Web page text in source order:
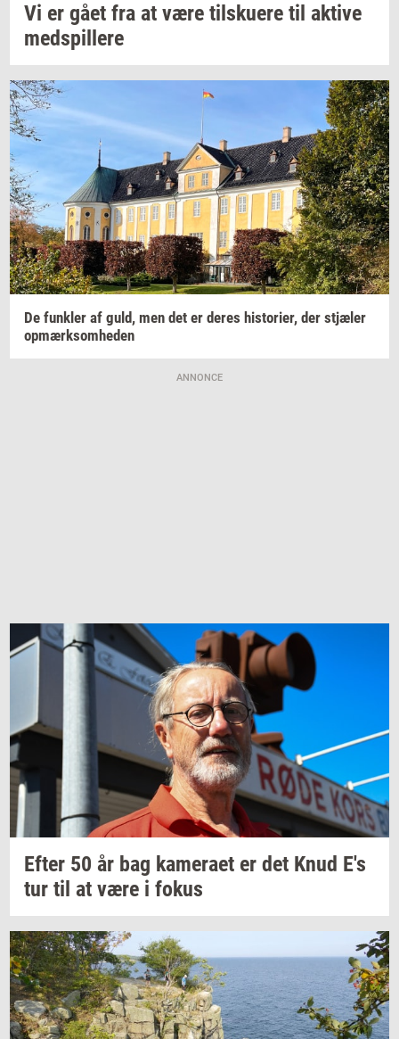
Vi er gået fra at være til­sku­e­re til ak­ti­ve
med­spil­le­re
De funk­ler af guld, men det er deres hi­sto­ri­er, der stjæ­ler
op­mærk­som­he­den
ANNONCE
Efter 50 år bag ka­me­ra­et er det Knud E's
tur til at være i fokus